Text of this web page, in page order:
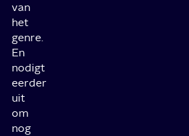
van
het
genre.
En
nodigt
eerder
uit
om
nog